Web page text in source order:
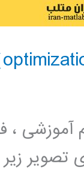
آموزشی ،
تصویر